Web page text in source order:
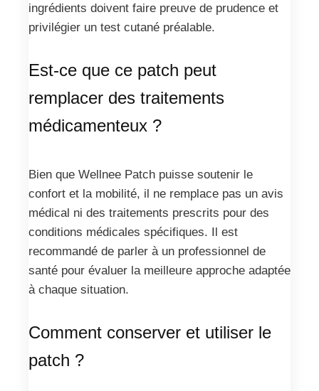
ingrédients doivent faire preuve de prudence et
privilégier un test cutané préalable.
Est-ce que ce patch peut
remplacer des traitements
médicamenteux ?
Bien que Wellnee Patch puisse soutenir le
confort et la mobilité, il ne remplace pas un avis
médical ni des traitements prescrits pour des
conditions médicales spécifiques. Il est
recommandé de parler à un professionnel de
santé pour évaluer la meilleure approche adaptée
à chaque situation.
Comment conserver et utiliser le
patch ?